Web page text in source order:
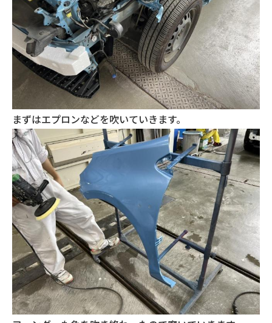
まずはエプロンなどを吹いていきます。